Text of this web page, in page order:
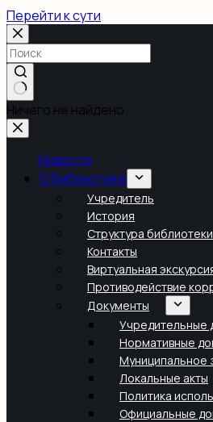
Перейти к сути
Ничего не найдено
Новости
О библиотеке
Учредитель
История
Структура библиотеки
Контакты
Виртуальная
Противодействие
Документы
Учредительные
Нормативные
Муниципальное
Локальные акты
Политика
Официальные